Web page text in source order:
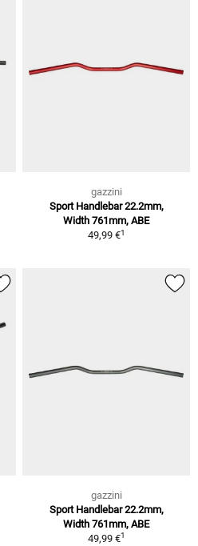
gazzini
Sport Handlebar 22.2mm,
Width 761mm, ABE
49,99 €1
gazzini
Sport Handlebar 22.2mm,
Width 761mm, ABE
49,99 €1